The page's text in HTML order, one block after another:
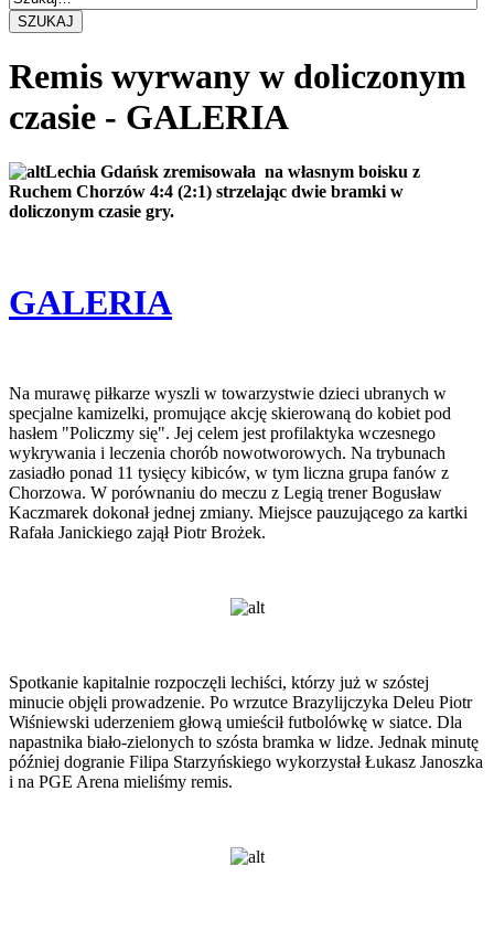
SZUKAJ
Remis wyrwany w doliczonym
czasie - GALERIA
Lechia Gdańsk zremisowała na własnym boisku z
Ruchem Chorzów 4:4 (2:1) strzelając dwie bramki w
doliczonym czasie gry.
GALERIA
Na murawę piłkarze wyszli w towarzystwie dzieci ubranych w
specjalne kamizelki, promujące akcję skierowaną do kobiet pod
hasłem "Policzmy się". Jej celem jest profilaktyka wczesnego
wykrywania i leczenia chorób nowotworowych. Na trybunach
zasiadło ponad 11 tysięcy kibiców, w tym liczna grupa fanów z
Chorzowa. W porównaniu do meczu z Legią trener Bogusław
Kaczmarek dokonał jednej zmiany. Miejsce pauzującego za kartki
Rafała Janickiego zajął Piotr Brożek.
Spotkanie kapitalnie rozpoczęli lechiści, którzy już w szóstej
minucie objęli prowadzenie. Po wrzutce Brazylijczyka Deleu Piotr
Wiśniewski uderzeniem głową umieścił futbolówkę w siatce. Dla
napastnika biało-zielonych to szósta bramka w lidze. Jednak minutę
później dogranie Filipa Starzyńskiego wykorzystał Łukasz Janoszka
i na PGE Arena mieliśmy remis.